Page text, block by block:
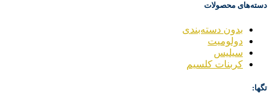
دسته‌های محصولات
بدون دسته‌بندی
دولومیت
سیلیس
کربنات کلسیم
تگها: